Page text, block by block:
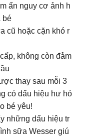
ẩn nguy cơ ảnh h
bé
cũ hoặc cặn khó r
không còn đảm
thay sau mỗi 3
có dấu hiệu hư hỏ
bé yêu!
những dấu hiệu tr
sữa Wesser giú